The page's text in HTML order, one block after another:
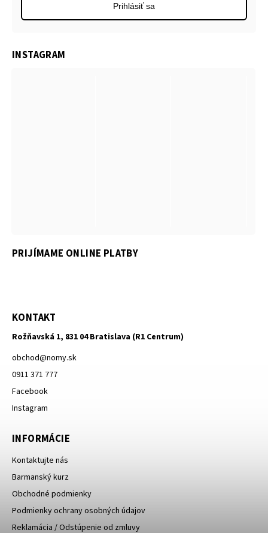
PRIJÍMAME ONLINE PLATBY
KONTAKT
Rožňavská 1, 831 04 Bratislava (R1 Centrum)
obchod@nomy.sk
0911 371 777
Facebook
Instagram
INFORMÁCIE
Kontaktujte nás
Barmanský kurz
Obchodné podmienky
Podmienky ochrany osobných údajov
Reklamácia / Odstúpenie od zmluvy
Prihlásiť sa
INSTAGRAM